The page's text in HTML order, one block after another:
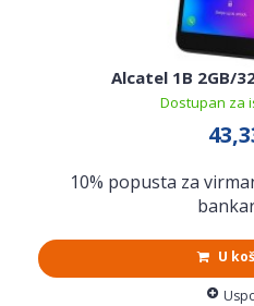
Alcatel 1B 2GB/
Dostupan za
10% popusta za
U